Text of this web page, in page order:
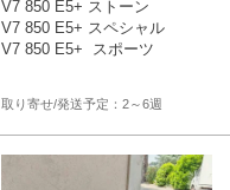
V7 850 E5+ ストーン
V7 850 E5+ スペシャル
V7 850 E5+  スポーツ
2～6週